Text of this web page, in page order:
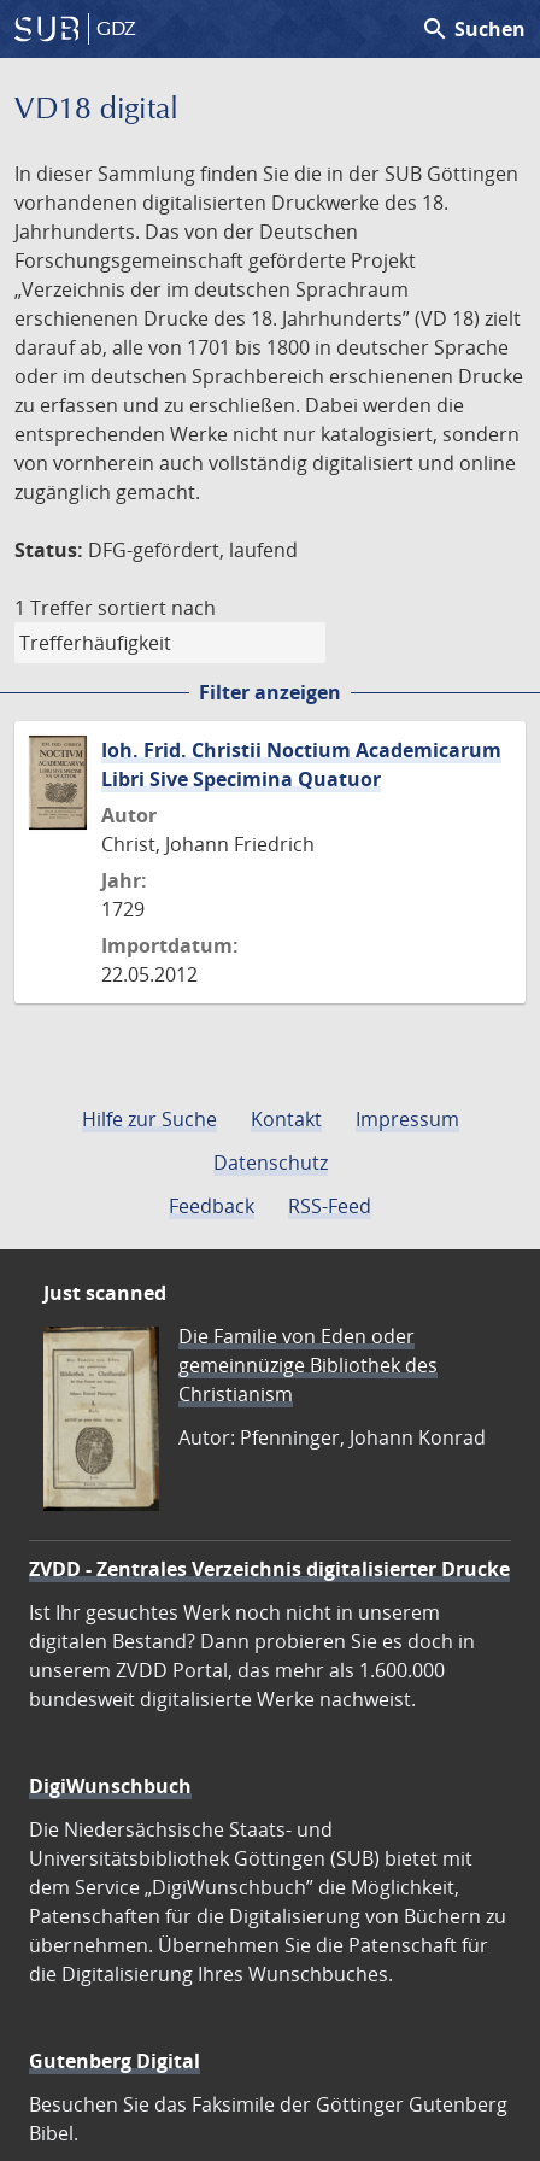
GDZ search Suchen
VD18 digital
In dieser Sammlung finden Sie die in der SUB Göttingen
vorhandenen digitalisierten Druckwerke des 18.
Jahrhunderts. Das von der Deutschen
Forschungsgemeinschaft geförderte Projekt
„Verzeichnis der im deutschen Sprachraum
erschienenen Drucke des 18. Jahrhunderts” (VD 18) zielt
darauf ab, alle von 1701 bis 1800 in deutscher Sprache
oder im deutschen Sprachbereich erschienenen Drucke
zu erfassen und zu erschließen. Dabei werden die
entsprechenden Werke nicht nur katalogisiert, sondern
von vornherein auch vollständig digitalisiert und online
zugänglich gemacht.
Status: DFG-gefördert, laufend
1 Treffer sortiert nach
Filter anzeigen
Ioh. Frid. Christii Noctium Academicarum
Libri Sive Specimina Quatuor
Autor
Christ, Johann Friedrich
Jahr:
1729
Importdatum:
22.05.2012
Hilfe zur Suche Kontakt
Impressum
Datenschutz
Feedback
RSS-Feed
Just scanned
Die Familie von Eden oder
gemeinnüzige Bibliothek des
Christianism
Autor: Pfenninger, Johann Konrad
ZVDD - Zentrales Verzeichnis digitalisierter Drucke
Ist Ihr gesuchtes Werk noch nicht in unserem
digitalen Bestand? Dann probieren Sie es doch in
unserem ZVDD Portal, das mehr als 1.600.000
bundesweit digitalisierte Werke nachweist.
DigiWunschbuch
Die Niedersächsische Staats- und
Universitätsbibliothek Göttingen (SUB) bietet mit
dem Service „DigiWunschbuch” die Möglichkeit,
Patenschaften für die Digitalisierung von Büchern zu
übernehmen. Übernehmen Sie die Patenschaft für
die Digitalisierung Ihres Wunschbuches.
Gutenberg Digital
Besuchen Sie das Faksimile der Göttinger Gutenberg
Bibel.